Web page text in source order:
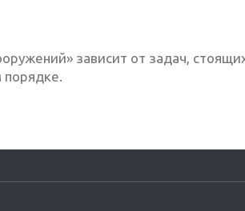
зависит от задач,